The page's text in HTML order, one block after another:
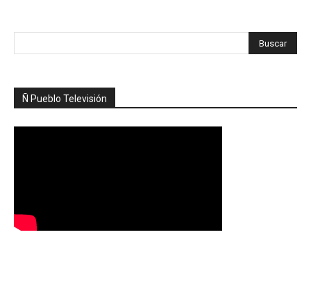
Ñ Pueblo Televisión